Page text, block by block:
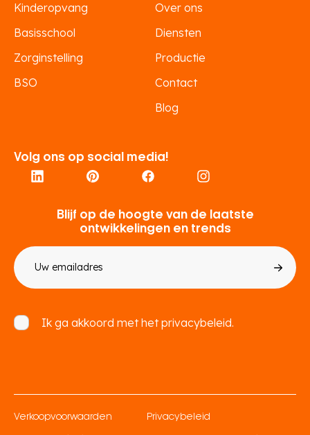
Volg ons op social media!
Kinderopvang
Basisschool
Zorginstelling
BSO
Over ons
Diensten
Productie
Contact
Blog
Blijf op de hoogte van de laatste
ontwikkelingen en trends
mailadres
Ik ga akkoord met hetprivacybeleid.
Verkoopvoorwaarden Privacybeleid